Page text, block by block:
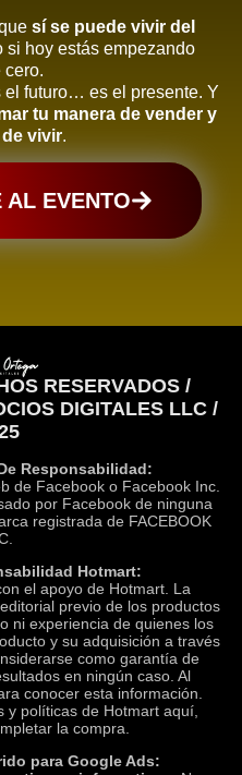
sí se puede vivir del
si hoy estás empezando
cero.
el futuro… es el presente. Y
tu manera de vender y
vivir.
AL EVENTO
RESERVADOS /
DIGITALES LLC /
Responsabilidad:
de Facebook o Facebook Inc.
por Facebook de ninguna
registrada de FACEBOOK
Hotmart:
el apoyo de Hotmart. La
previo de los productos
ni experiencia de quienes los
y su adquisición a través
como garantía de
en ningún caso. Al
conocer esta información.
y políticas de Hotmart aquí,
la compra.
para Google Ads: